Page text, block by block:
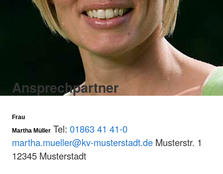
Ansprechpartner
Frau
Martha Müller Tel: 01863 41 41-0
martha.mueller@kv-musterstadt.de Musterstr. 1
12345 Musterstadt